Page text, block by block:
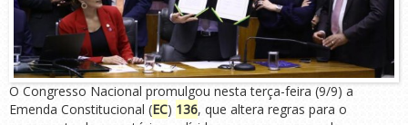
O Congresso Nacional promulgou nesta terça-feira (9/9) a
Emenda Constitucional (EC) 136, que altera regras para o